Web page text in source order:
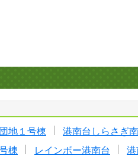
地１号棟
港南台しらさぎ
棟 レインボー港南台
港